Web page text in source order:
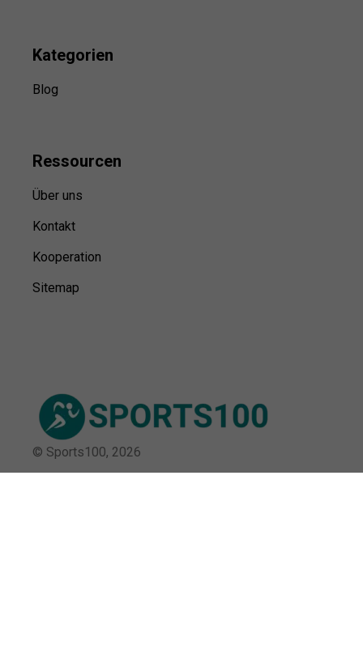
Kategorien
Blog
Ressourcen
Über uns
Kontakt
Kooperation
Sitemap
© Sports100, 2026